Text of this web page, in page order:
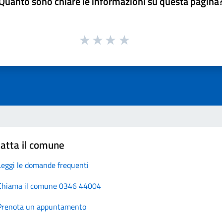
il comune
le domande frequenti
il comune 0346 44004
un appuntamento